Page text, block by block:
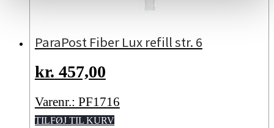
ParaPost Fiber Lux refill str. 6
kr. 457,00
Varenr.: PF1716
TILFØJ TIL KURV